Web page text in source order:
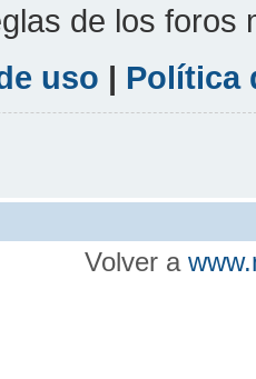
de los foros
uso | Política
Volver a